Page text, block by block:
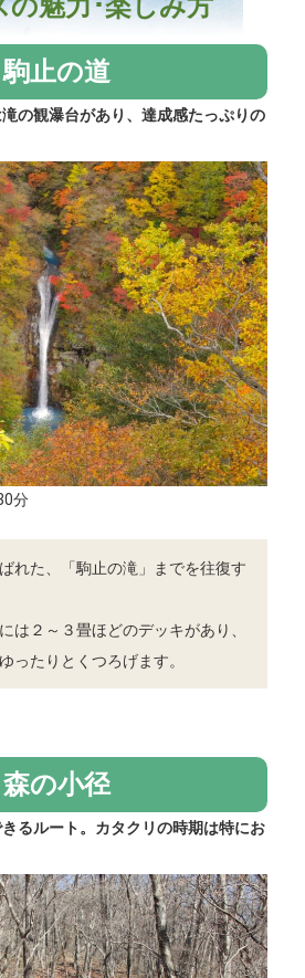
駒止の道
の観瀑台があり、達成感たっぷりの
分
れた、「駒止の滝」までを往復す
は２～３畳ほどのデッキがあり、
ったりとくつろげます。
森の小径
るルート。カタクリの時期は特にお